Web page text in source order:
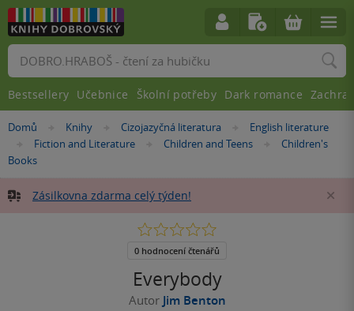
Nacházíte
zde:
Domů »Knihy »Cizojazyčná literatura »English literature
»Fiction and Literature »
Children and Teens »
Children's
Books
Zásilkovna zdarma celý týden!
Everybody
Autor Jim Benton
0.0
5
0 hodnocení čtenářů
Vyhledávání
Bestsellery Učebnice Školní potřeby Dark romance